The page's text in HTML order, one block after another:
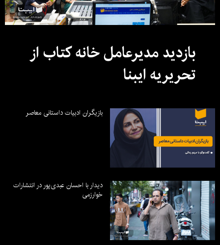
بازدید مدیرعامل خانه کتاب از
تحریریه ایبنا
بازیگران ادبیات داستانی معاصر
دیدار با احسان عبدی‌پور در انتشارات
خوارزمی